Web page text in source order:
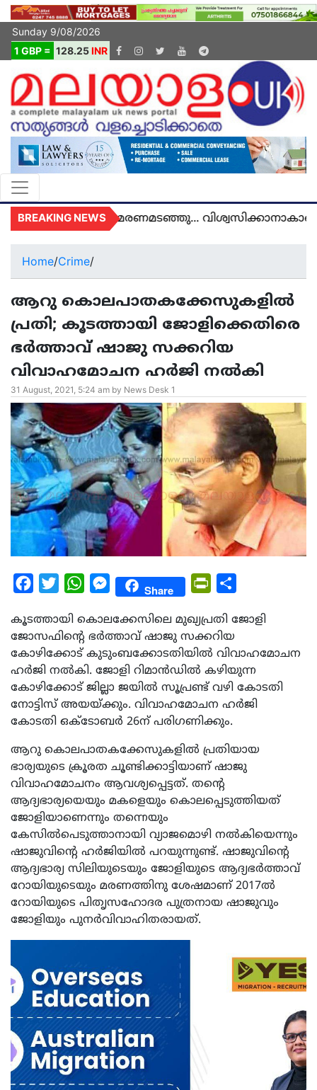
Sunday 9/08/2026
1 GBP = 128.25INR
BREAKING NEWSമരണമടഞ്ഞു... വിശ്വസിക്കാനാകാതെ
Home/Crime/
ആറു കൊലപാതകക്കേസുകളിൽ
പ്രതി; കൂടത്തായി ജോളിക്കെതിരെ
ഭർത്താവ് ഷാജു സക്കറിയ
വിവാഹമോചന ഹർജി നൽകി
31 August, 2021, 5:24 am by News Desk 1
Facebook
Twitter WhatsAppMessengerShare PrintFriendly
കൂടത്തായി കൊലക്കേസിലെ മുഖ്യപ്രതി ജോളി
ജോസഫിന്റെ ഭർത്താവ് ഷാജു സക്കറിയ
കോഴിക്കോട് കുടുംബക്കോടതിയിൽ വിവാഹമോചന
ഹർജി നൽകി. ജോളി റിമാൻഡിൽ കഴിയുന്ന
കോഴിക്കോട് ജില്ലാ ജയിൽ സൂപ്രണ്ട് വഴി കോടതി
നോട്ടിസ് അയയ്ക്കും. വിവാഹമോചന ഹർജി
കോടതി ഒക്ടോബർ 26ന് പരിഗണിക്കും.
ആറു കൊലപാതകക്കേസുകളിൽ പ്രതിയായ
ഭാര്യയുടെ ക്രൂരത ചൂണ്ടിക്കാട്ടിയാണ് ഷാജു
വിവാഹമോചനം ആവശ്യപ്പെട്ടത്. തന്റെ
ആദ്യഭാര്യയെയും മകളെയും കൊലപ്പെടുത്തിയത്
ജോളിയാണെന്നും തന്നെയും
കേസിൽപെടുത്താനായി വ്യാജമൊഴി നൽകിയെന്നും
ഷാജുവിന്റെ ഹർജിയിൽ പറയുന്നുണ്ട്. ഷാജുവിന്റെ
ആദ്യഭാര്യ സിലിയുടെയും ജോളിയുടെ ആദ്യഭർത്താവ്
റോയിയുടെയും മരണത്തിനു ശേഷമാണ് 2017ൽ
റോയിയുടെ പിതൃസഹോദര പുത്രനായ ഷാജുവും
ജോളിയും പുനർവിവാഹിതരായത്.